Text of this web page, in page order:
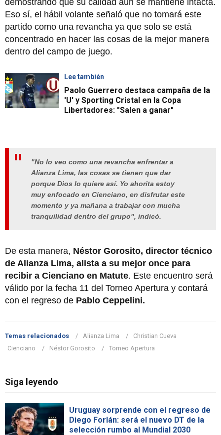
demostrando que su calidad aún se mantiene intacta.
Eso sí, el hábil volante señaló que no tomará este
partido como una revancha ya que solo se está
concentrado en hacer las cosas de la mejor manera
dentro del campo de juego.
Lee también
Paolo Guerrero destaca campaña de la
'U' y Sporting Cristal en la Copa
Libertadores: "Salen a ganar"
"No lo veo como una revancha enfrentar a
Alianza Lima, las cosas se tienen que dar
porque Dios lo quiere así. Yo ahorita estoy
muy enfocado en Cienciano, en disfrutar este
momento y ya mañana a trabajar con mucha
tranquilidad dentro del grupo", indicó.
De esta manera, Néstor Gorosito, director técnico
de Alianza Lima, alista a su mejor once para
recibir a Cienciano en Matute. Este encuentro será
válido por la fecha 11 del Torneo Apertura y contará
con el regreso de Pablo Ceppelini.
Temas relacionados Alianza Lima
Christian Cueva
Cienciano
Néstor Gorosito Torneo Apertura
Siga leyendo
Uruguay sorprende con el regreso de
Diego Forlán: será el nuevo DT de la
selección rumbo al Mundial 2030